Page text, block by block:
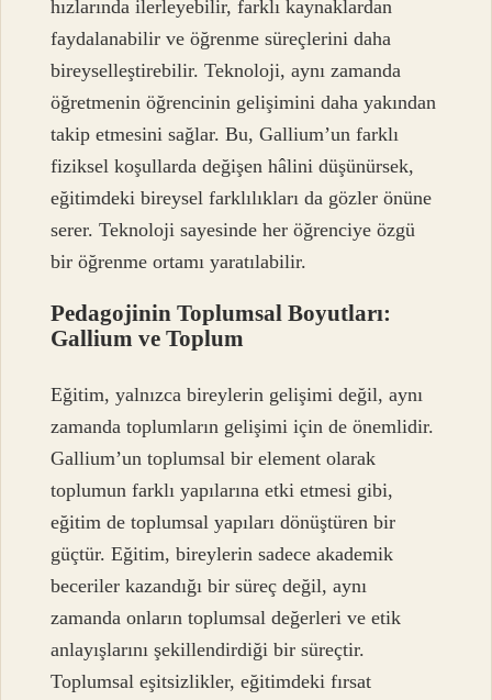
hızlarında ilerleyebilir, farklı kaynaklardan
faydalanabilir ve öğrenme süreçlerini daha
bireyselleştirebilir. Teknoloji, aynı zamanda
öğretmenin öğrencinin gelişimini daha yakından
takip etmesini sağlar. Bu, Gallium’un farklı
fiziksel koşullarda değişen hâlini düşünürsek,
eğitimdeki bireysel farklılıkları da gözler önüne
serer. Teknoloji sayesinde her öğrenciye özgü
bir öğrenme ortamı yaratılabilir.
Pedagojinin Toplumsal Boyutları:
Gallium ve Toplum
Eğitim, yalnızca bireylerin gelişimi değil, aynı
zamanda toplumların gelişimi için de önemlidir.
Gallium’un toplumsal bir element olarak
toplumun farklı yapılarına etki etmesi gibi,
eğitim de toplumsal yapıları dönüştüren bir
güçtür. Eğitim, bireylerin sadece akademik
beceriler kazandığı bir süreç değil, aynı
zamanda onların toplumsal değerleri ve etik
anlayışlarını şekillendirdiği bir süreçtir.
Toplumsal eşitsizlikler, eğitimdeki fırsat